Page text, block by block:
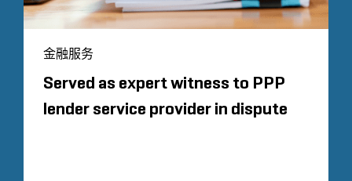
金融服务
Served as expert witness to PPP
lender service provider in dispute